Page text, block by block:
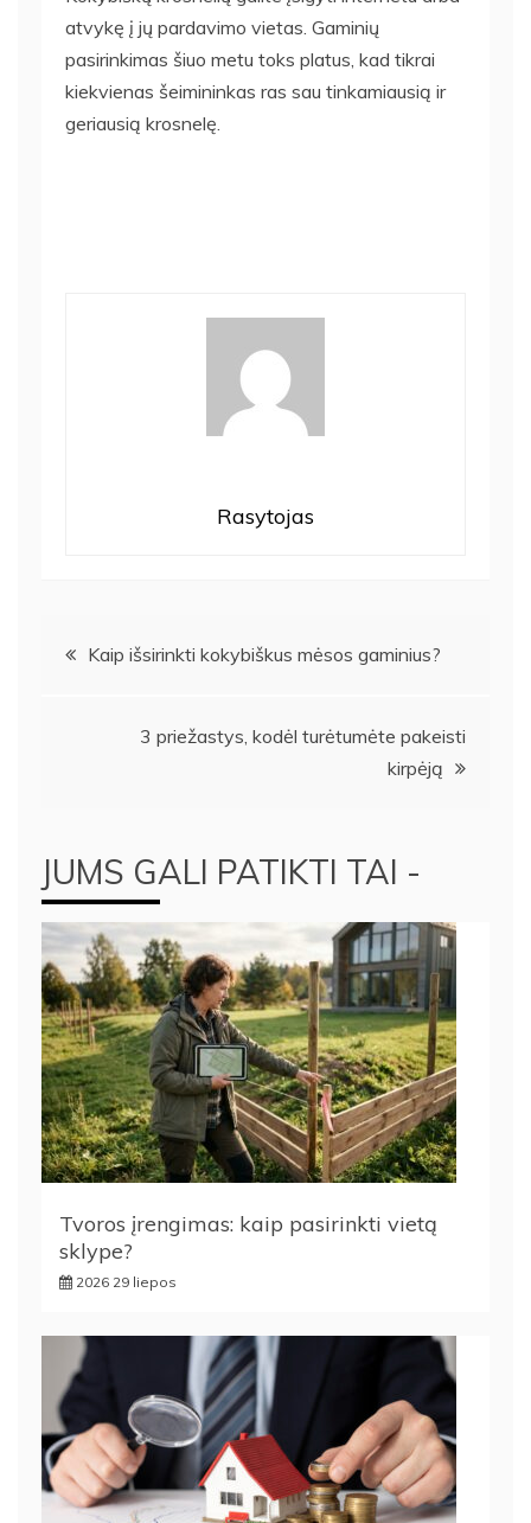
atvykę į jų pardavimo vietas. Gaminių
pasirinkimas šiuo metu toks platus, kad tikrai
kiekvienas šeimininkas ras sau tinkamiausią ir
geriausią krosnelę.
Rasytojas
Navigacija
Kaip išsirinkti kokybiškus mėsos gaminius?
3 priežastys, kodėl turėtumėte pakeisti
kirpėją
JUMS GALI PATIKTI TAI -
Tvoros įrengimas: kaip pasirinkti vietą
sklype?
2026 29 liepos